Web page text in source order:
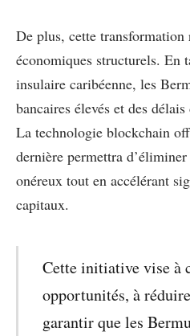
De plus, cette
économiques structurels. En
insulaire caribéenne, les
bancaires élevés et des
La technologie blockchain
dernière permettra
onéreux tout en accélérant
capitaux.
Cette initiative vise à
opportunités, à
garantir que les